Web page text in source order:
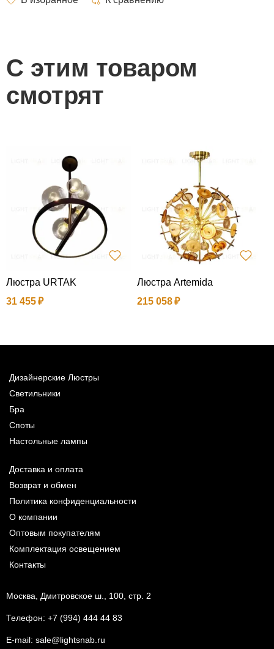
С этим товаром
смотрят
Люстра URTAK
31 455
Люстра Artemida
215 058
Дизайнерские Люстры
Светильники
Бра
Споты
Настольные лампы
Доставка и оплата
Возврат и обмен
Политика конфиденциальности
О компании
Оптовым покупателям
Комплектация освещением
Контакты
Москва, Дмитровское ш., 100, стр. 2
Телефон: +7 (994) 444 44 83
E-mail: sale@lightsnab.ru